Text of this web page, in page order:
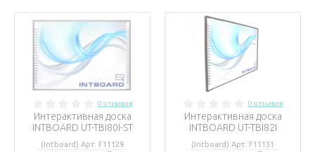
0 отзывов
Интерактивная доска
INTBOARD UT-TBI80I-ST
(Intboard) Арт: F11129
0 отзывов
Интерактивная доска
INTBOARD UT-TBI82I
(Intboard) Арт: F11131